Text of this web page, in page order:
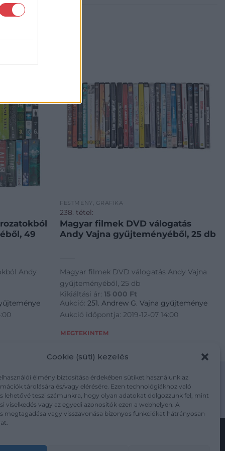
Cookie (süti) kezelés
élmény biztosítása érdekében sütiket használunk az
tárolására és/vagy elérésére. Ezen technológiákhoz való
lehetővé teszi számunkra, hogy olyan adatokat dolgozzunk fel, mint
viselkedés vagy az egyedi azonosítók ezen a webhelyen. A
megtagadása vagy visszavonása bizonyos funkciókat hátrányosan
49
Andy
FESTMÉNY, GRAFIKA
238. tétel:
Magyar filmek DVD válogatás
Andy Vajna gyűjteményéből, 25 db
Magyar filmek DVD válogatás Andy Vajna
gyűjteményéből, 25 db
Kikiáltási ár:15 000 Ft
Aukció:251. Andrew G. Vajna gyűjteménye
Aukció időpontja: 2019-12-07 14:00
MEGTEKINTEM
adatkezelesi-tajekoztato/